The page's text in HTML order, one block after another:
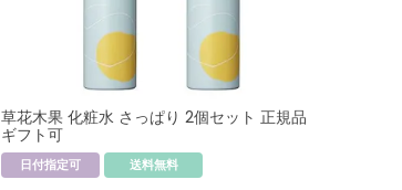
草花木果 化粧水 さっぱり 2個セット 正規品
ギフト可
日付指定可 送料無料